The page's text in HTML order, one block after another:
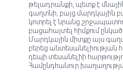
թելադրանքի, պետք է
գաղտնի, բայց մարդկային
կոտրել է նրանց
բացահայտել հիմքում ընկած
Մարդկային միտքը այս
բերեց անտեսանելիության
դեպի տեսանելիի
Համընդհանուր